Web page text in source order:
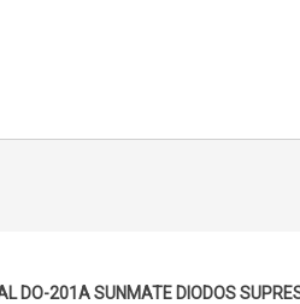
DO-201A SUNMATE DIODOS